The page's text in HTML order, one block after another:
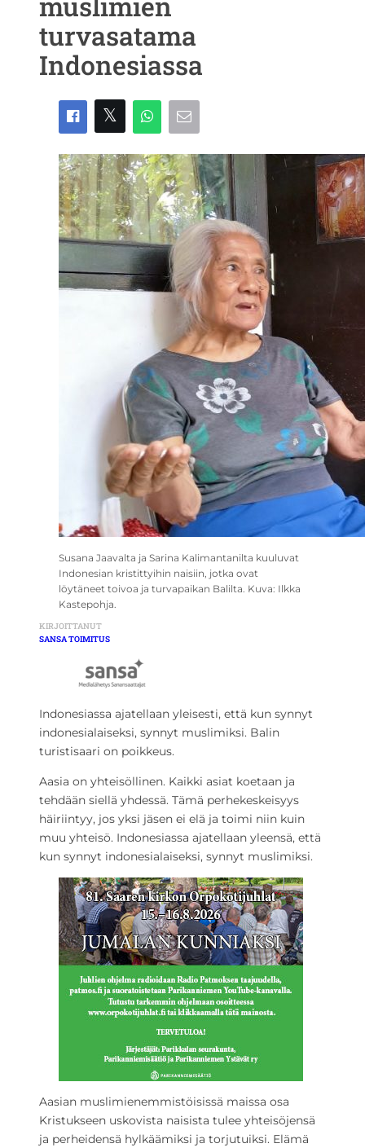
turvasatama
Indonesiassa
Susana Jaavalta ja Sarina Kalimantanilta kuuluvat
Indonesian kristittyihin naisiin, jotka ovat
löytäneet toivoa ja turvapaikan Balilta. Kuva: Ilkka
Kastepohja.
KIRJOITTANUT
SANSA TOIMITUS
Indonesiassa ajatellaan yleisesti, että kun synnyt
indonesialaiseksi, synnyt muslimiksi. Balin
turistisaari on poikkeus.
Aasia on yhteisöllinen. Kaikki asiat koetaan ja
tehdään siellä yhdessä. Tämä perhekeskeisyys
häiriintyy, jos yksi jäsen ei elä ja toimi niin kuin
muu yhteisö. Indonesiassa ajatellaan yleensä, että
kun synnyt indonesialaiseksi, synnyt muslimiksi.
Aasian muslimienemmistöisissä maissa osa
Kristukseen uskovista naisista tulee yhteisöjensä
ja perheidensä hylkäämiksi ja torjutuiksi. Elämä